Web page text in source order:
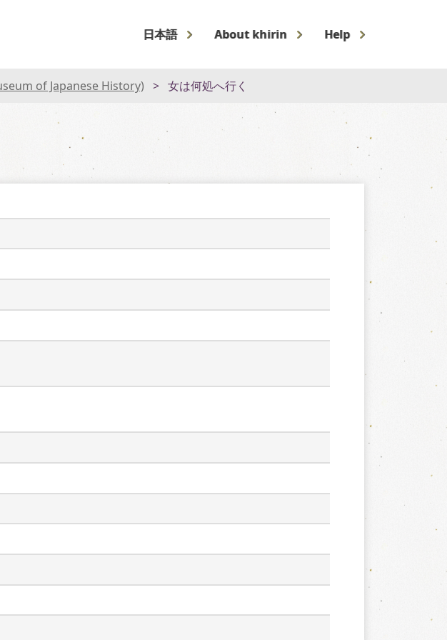
日本語 About khirin Help
of Japanese History) 女は何処へ行く